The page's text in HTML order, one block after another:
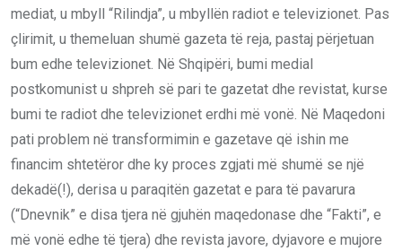
mediat, u mbyll “Rilindja”, u mbyllën radiot e televizionet. Pas
çlirimit, u themeluan shumë gazeta të reja, pastaj përjetuan
bum edhe televizionet. Në Shqipëri, bumi medial
postkomunist u shpreh së pari te gazetat dhe revistat, kurse
bumi te radiot dhe televizionet erdhi më vonë. Në Maqedoni
pati problem në transformimin e gazetave që ishin me
financim shtetëror dhe ky proces zgjati më shumë se një
dekadë(!), derisa u paraqitën gazetat e para të pavarura
(“Dnevnik” e disa tjera në gjuhën maqedonase dhe “Fakti”, e
më vonë edhe të tjera) dhe revista javore, dyjavore e mujore